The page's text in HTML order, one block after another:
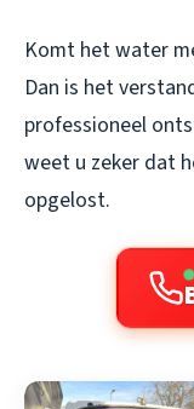
Komt het water
Dan is het
professioneel
weet u zeker dat
opgelost.